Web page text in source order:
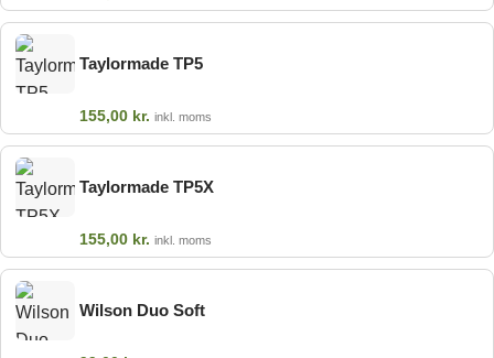
Taylormade TP5
155,00 kr. inkl. moms
Taylormade TP5X
155,00 kr. inkl. moms
Wilson Duo Soft